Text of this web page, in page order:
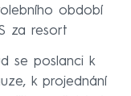
období
za resort
se poslanci k
k projednání